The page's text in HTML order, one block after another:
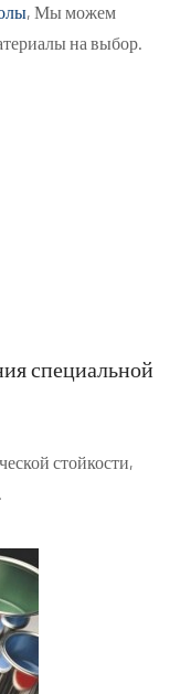
, Мы можем
на выбор.
специальной
стойкости,